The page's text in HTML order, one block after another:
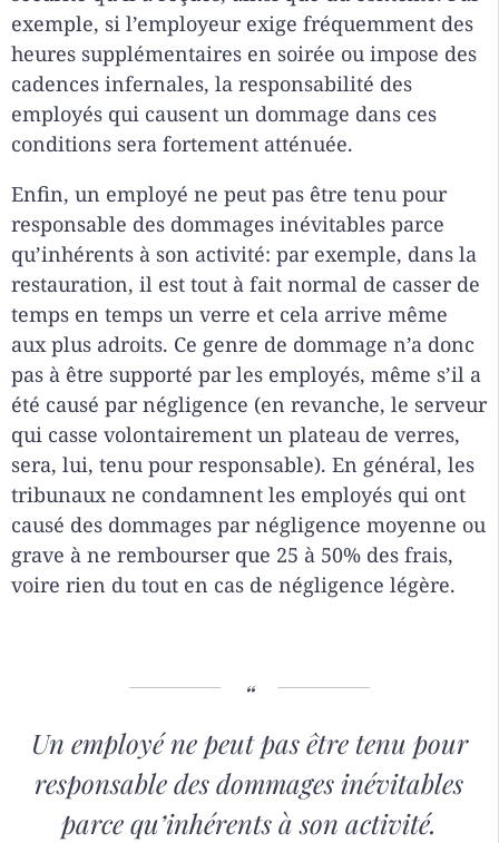
exemple, si l’employeur exige fréquemment des
heures supplémentaires en soirée ou impose des
cadences infernales, la responsabilité des
employés qui causent un dommage dans ces
conditions sera fortement atténuée.
Enfin, un employé ne peut pas être tenu pour
responsable des dommages inévitables parce
qu’inhérents à son activité: par exemple, dans la
restauration, il est tout à fait normal de casser de
temps en temps un verre et cela arrive même
aux plus adroits. Ce genre de dommage n’a donc
pas à être supporté par les employés, même s’il a
été causé par négligence (en revanche, le serveur
qui casse volontairement un plateau de verres,
sera, lui, tenu pour responsable). En général, les
tribunaux ne condamnent les employés qui ont
causé des dommages par négligence moyenne ou
grave à ne rembourser que 25 à 50% des frais,
voire rien du tout en cas de négligence légère.
Un employé ne peut pas être tenu pour
responsable des dommages inévitables
parce qu’inhérents à son activité.